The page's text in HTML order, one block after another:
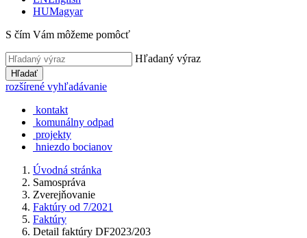
HUMagyar
S čím Vám môžeme pomôcť
Hľadaný výraz
Hľadať
rozšírené vyhľadávanie
kontakt
komunálny odpad
projekty
hniezdo bocianov
Úvodná stránka
Samospráva
Zverejňovanie
Faktúry od 7/2021
Faktúry
Detail faktúry DF2023/203